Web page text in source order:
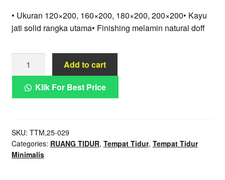
• Ukuran 120×200, 160×200, 180×200, 200×200• Kayu
jati solid rangka utama• Finishing melamin natural doff
Tidur
Verona
Modern
Elegan
quantity
Add to cart
Klik For Best Price
SKU: TTM,25-029
Categories: RUANG TIDUR, Tempat Tidur, Tempat Tidur
Minimalis